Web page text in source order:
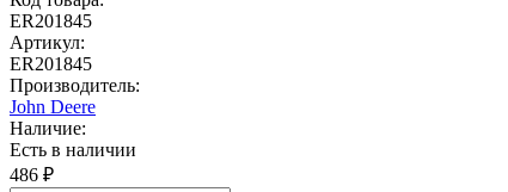
ER201845
Артикул:
ER201845
Производитель:
John Deere
Наличие:
Есть в наличии
486 ₽